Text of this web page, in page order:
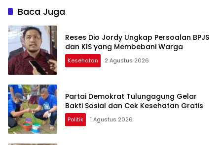
Baca Juga
Reses Dio Jordy Ungkap Persoalan BPJS
dan KIS yang Membebani Warga
Kesehatan 2 Agustus 2026
Partai Demokrat Tulungagung Gelar
Bakti Sosial dan Cek Kesehatan Gratis
Politik 1 Agustus 2026